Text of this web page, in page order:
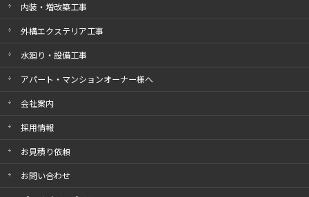
内装・増改築工事
外構エクステリア工事
水廻り・設備工事
アパート・マンションオーナー様へ
会社案内
採用情報
お見積り依頼
お問い合わせ